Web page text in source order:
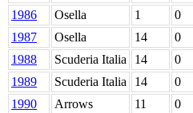
1986
Osella 1 0
1987
Osella 14 0
1988
Scuderia Italia 14 0
1989
Scuderia Italia 14 0
1990
Arrows 11 0